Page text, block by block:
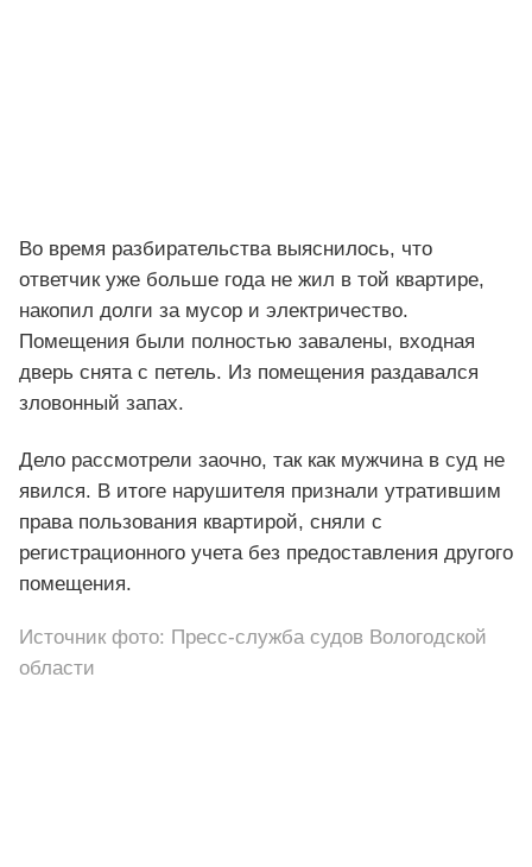
Во время разбирательства выяснилось, что
ответчик уже больше года не жил в той квартире,
накопил долги за мусор и электричество.
Помещения были полностью завалены, входная
дверь снята с петель. Из помещения раздавался
зловонный запах.
Дело рассмотрели заочно, так как мужчина в суд не
явился. В итоге нарушителя признали утратившим
права пользования квартирой, сняли с
регистрационного учета без предоставления другого
помещения.
Источник фото: Пресс-служба судов Вологодской
области